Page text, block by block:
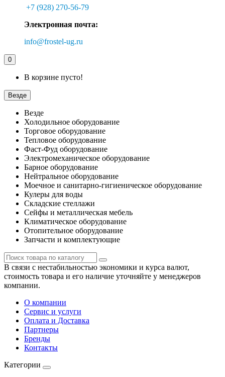
+7 (928) 270-56-79
Электронная почта:
info@frostel-ug.ru
0
В корзине пусто!
Везде
Везде
Холодильное оборудование
Торговое оборудование
Тепловое оборудование
Фаст-Фуд оборудование
Электромеханическое оборудование
Барное оборудование
Нейтральное оборудование
Моечное и санитарно-гигиеническое оборудование
Кулеры для воды
Складские стеллажи
Сейфы и металлическая мебель
Климатическое оборудование
Отопительное оборудование
Запчасти и комплектующие
В связи с нестабильностью экономики и курса валют,
стоимость товара и его наличие уточняйте у менеджеров
компании.
О компании
Сервис и услуги
Оплата и Доставка
Партнеры
Бренды
Контакты
Категории